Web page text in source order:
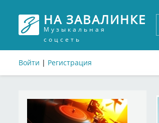
НА ЗАВАЛИНКЕ
Музыкальная
соцсеть
Войти | Регистрация